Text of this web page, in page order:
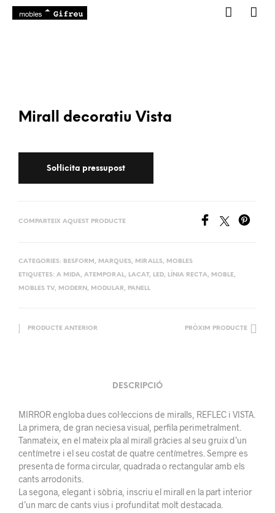
Mirall decoratiu Vista
COMPARTEIX AQUEST PRODUCTE
CATEGORIES: BESFORM , MARQUES, MIRALLS, MOBLES
ETIQUETES: A MIDA, ATEMPORAL, LACAT, LED, LÍNIA RECTA, MOBLE,
MOBLES TV, MODERN , MODULAR, PANELL
PRODUCTE ANTERIOR PRÒXIM PRODUCTE
DESCRIPCIÓ
MIRROR engloba dues col·leccions de miralls, REFLEC i VISTA.
La primera, de gran neciesa visual, perfila perimetralment.
Tanmateix, en el mateix pla al mirall gràcies al seu gruix d’un
centímetre i el seu costat de quatre centímetres. Sempre es
presenta de forma circular, quadrada o rectangular amb els
cants arrodonits.
La segona, elegant i sòbria, inscriu el mirall en la part interior
d’un marc de cants vius i profunditat molt destacada.